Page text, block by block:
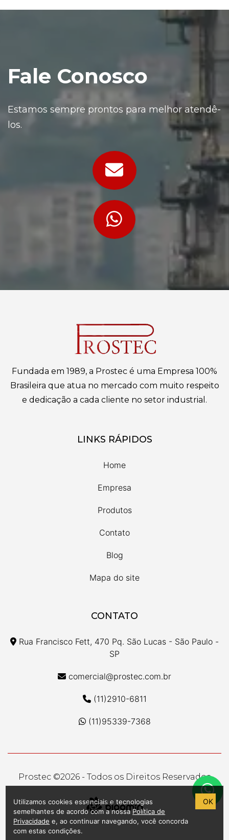
Fale Conosco
Estamos sempre prontos para melhor atendê-
los.
Fundada em 1989, a Prostec é uma Empresa 100%
Brasileira que atua no mercado com muito respeito
e dedicação a cada cliente no setor industrial.
LINKS RÁPIDOS
Home
Empresa
Produtos
Contato
Blog
Mapa do site
CONTATO
Rua Francisco Fett, 470 Pq. São Lucas - São Paulo -
SP
comercial@prostec.com.br
(11)2910-6811
(11)95339-7368
Prostec ©2026 - Todos os Direitos Reservados
Utilizamos cookies essenciais e tecnologias
semelhantes de acordo com a nossa Política de
Privacidade e, ao continuar navegando, você concorda
com estas condições.
OK